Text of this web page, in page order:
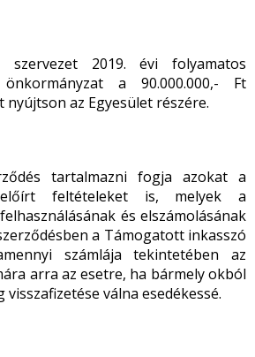
szervezet 2019. évi folyamatos
a 90.000.000,- Ft
az Egyesület részére.
tartalmazni fogja azokat a
feltételeket is, melyek a
és elszámolásának
a Támogatott inkasszó
számlája tekintetében az
arra az esetre, ha bármely okból
válna esedékessé.